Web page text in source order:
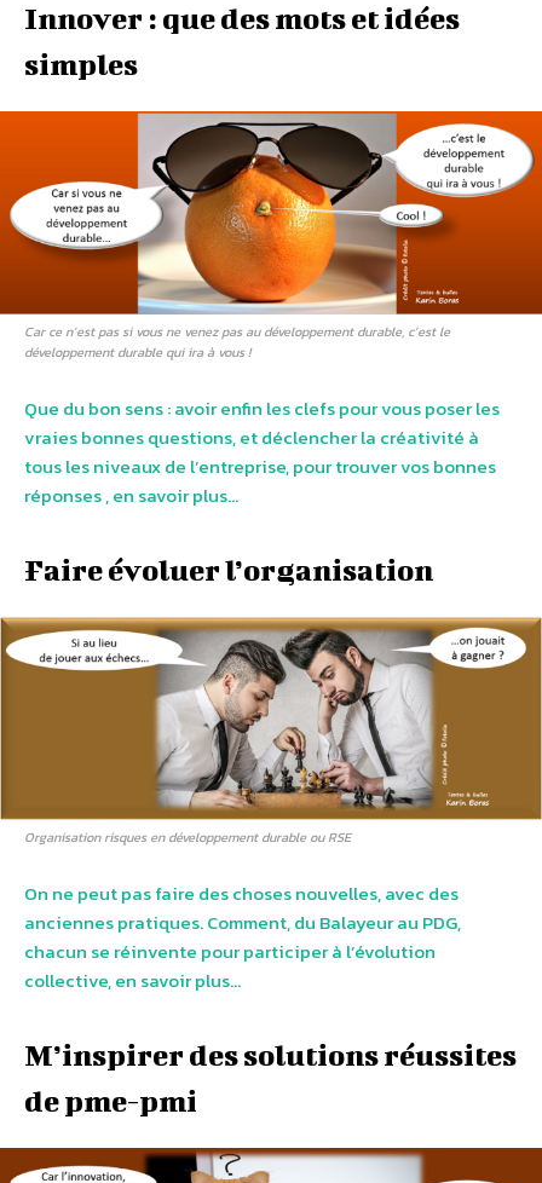
Innover : que des mots et idées
simples
Car ce n’est pas si vous ne venez pas au développement durable, c’est le
développement durable qui ira à vous !
Que du bon sens : avoir enfin les clefs pour vous poser les
vraies bonnes questions, et déclencher la créativité à
tous les niveaux de l’entreprise, pour trouver vos bonnes
réponses , en savoir plus…
Faire évoluer l’organisation
Organisation risques en développement durable ou RSE
On ne peut pas faire des choses nouvelles, avec des
anciennes pratiques. Comment, du Balayeur au PDG,
chacun se réinvente pour participer à l’évolution
collective, en savoir plus…
M’inspirer des solutions réussites
de pme-pmi